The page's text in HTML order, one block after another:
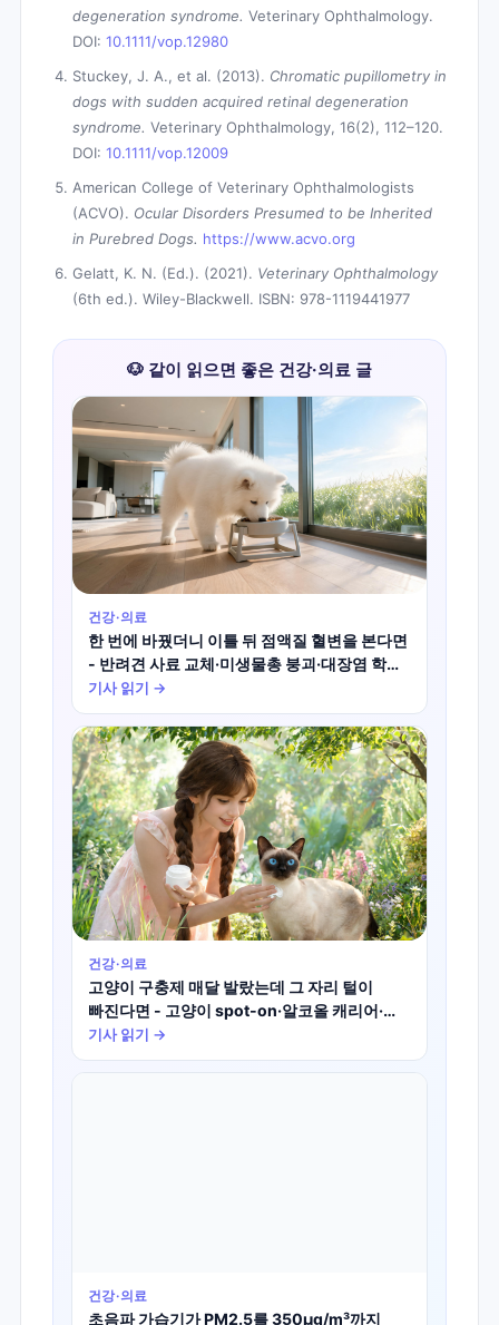
degeneration syndrome. Veterinary Ophthalmology.
DOI: 10.1111/vop.12980
Stuckey, J. A., et al. (2013). Chromatic pupillometry in
dogs with sudden acquired retinal degeneration
syndrome. Veterinary Ophthalmology, 16(2), 112–120.
DOI: 10.1111/vop.12009
American College of Veterinary Ophthalmologists
(ACVO). Ocular Disorders Presumed to be Inherited
in Purebred Dogs. https://www.acvo.org
Gelatt, K. N. (Ed.). (2021). Veterinary Ophthalmology
(6th ed.). Wiley-Blackwell. ISBN: 978-1119441977
🐶 같이 읽으면 좋은 건강·의료 글
건강·의료
한 번에 바꿨더니 이틀 뒤 점액질 혈변을 본다면
- 반려견 사료 교체·미생물총 붕괴·대장염 학술
진실
기사 읽기 →
건강·의료
고양이 구충제 매달 발랐는데 그 자리 털이
빠진다면 - 고양이 spot-on·알코올 캐리어·
국소 탈모 학술 진실
기사 읽기 →
건강·의료
초음파 가습기가 PM2.5를 350μg/m³까지